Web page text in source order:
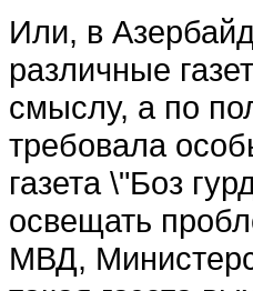
Или, в
различ­ные
смыслу, а по
требовала
газета \"Боз
освещать
МВД,